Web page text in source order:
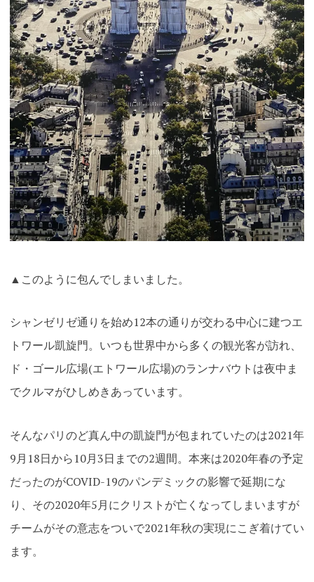
▲このように包んでしまいました。
シャンゼリゼ通りを始め12本の通りが交わる中心に建つエ
トワール凱旋門。いつも世界中から多くの観光客が訪れ、
ド・ゴール広場(エトワール広場)のランナバウトは夜中ま
でクルマがひしめきあっています。
そんなパリのど真ん中の凱旋門が包まれていたのは2021年
9月18日から10月3日までの2週間。本来は2020年春の予定
だったのがCOVID-19のパンデミックの影響で延期にな
り、その2020年5月にクリストが亡くなってしまいますが
チームがその意志をついで2021年秋の実現にこぎ着けてい
ます。